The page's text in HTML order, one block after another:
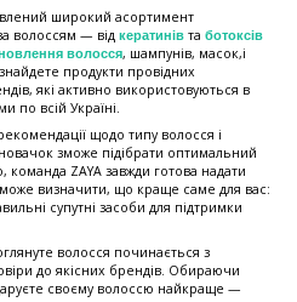
широкий асортимент
волоссям — від кератинів та ботоксів
волосся, шампунів, масок,і
продукти провідних
які активно використовуються в
по всій Україні.
щодо типу волосся і
зможе підібрати оптимальний
команда ZAYA завжди готова надати
визначити, що краще саме для вас:
супутні засоби для підтримки
волосся починається з
до якісних брендів. Обираючи
своєму волоссю найкраще —